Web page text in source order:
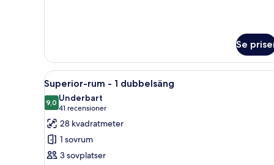
enkelsängar
Se
Öppna
alla
foton
för
Superior-
rum
-
Ett hotellrum med en stor
9
Superior-rum - 1 dubbelsäng
9,09,0 av 10
Underbart
41 recensioner
(41 recensioner)
28 kvadratmeter
1 sovrum
3 sovplatser